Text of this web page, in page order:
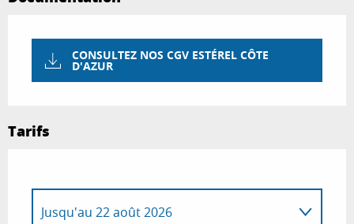
CONSULTEZ NOS CGV ESTÉREL CÔTE
D'AZUR
Tarifs
Jusqu'au 22 août 2026